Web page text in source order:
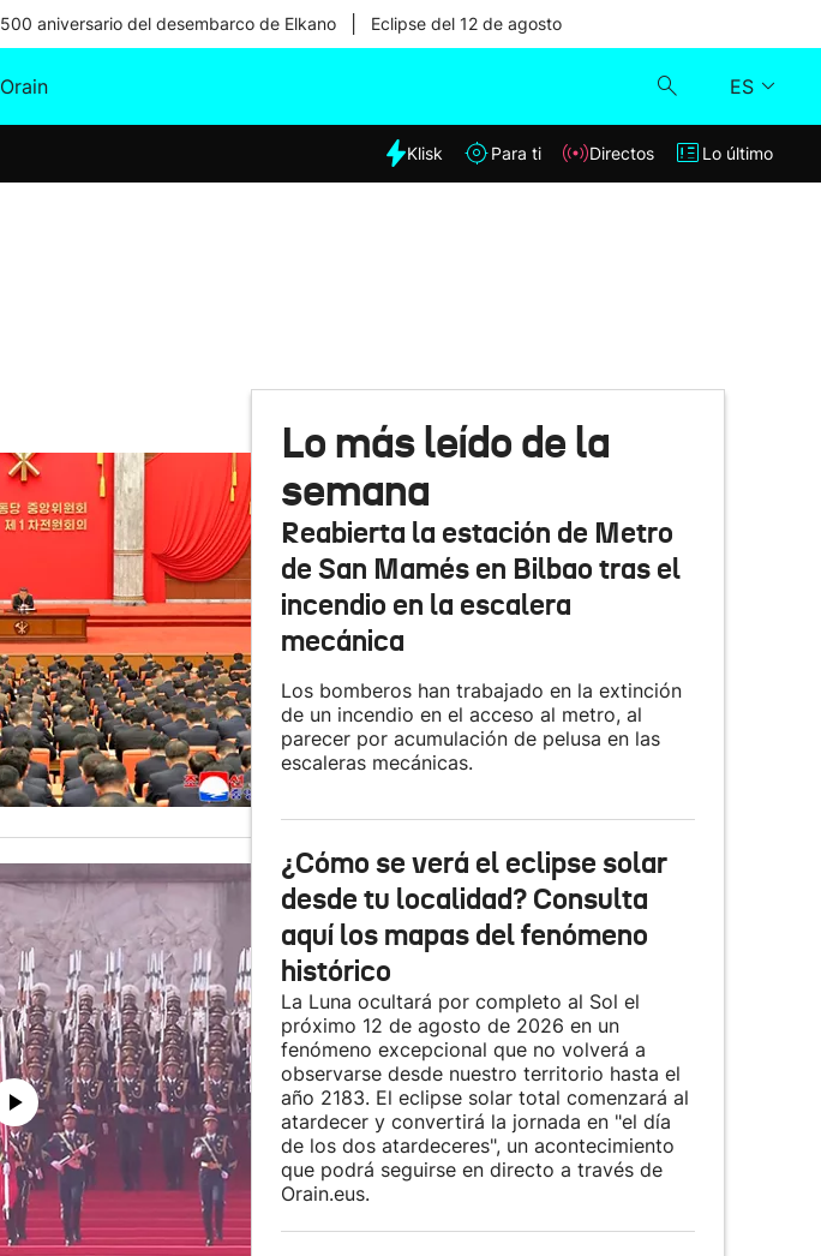
500 aniversario del desembarco de Elkano Eclipse del 12 de agosto
ES
Klisk
Lo último
Klisk Para ti Directos Lo último
Lo más leído de la
semana
Reabierta la estación de Metro
de San Mamés en Bilbao tras el
incendio en la escalera
mecánica
Los bomberos han trabajado en la extinción
de un incendio en el acceso al metro, al
parecer por acumulación de pelusa en las
escaleras mecánicas.
¿Cómo se verá el eclipse solar
desde tu localidad? Consulta
aquí los mapas del fenómeno
histórico
La Luna ocultará por completo al Sol el
próximo 12 de agosto de 2026 en un
fenómeno excepcional que no volverá a
observarse desde nuestro territorio hasta el
año 2183. El eclipse solar total comenzará al
atardecer y convertirá la jornada en "el día
de los dos atardeceres", un acontecimiento
que podrá seguirse en directo a través de
Orain.eus.